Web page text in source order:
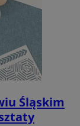
Śląskim